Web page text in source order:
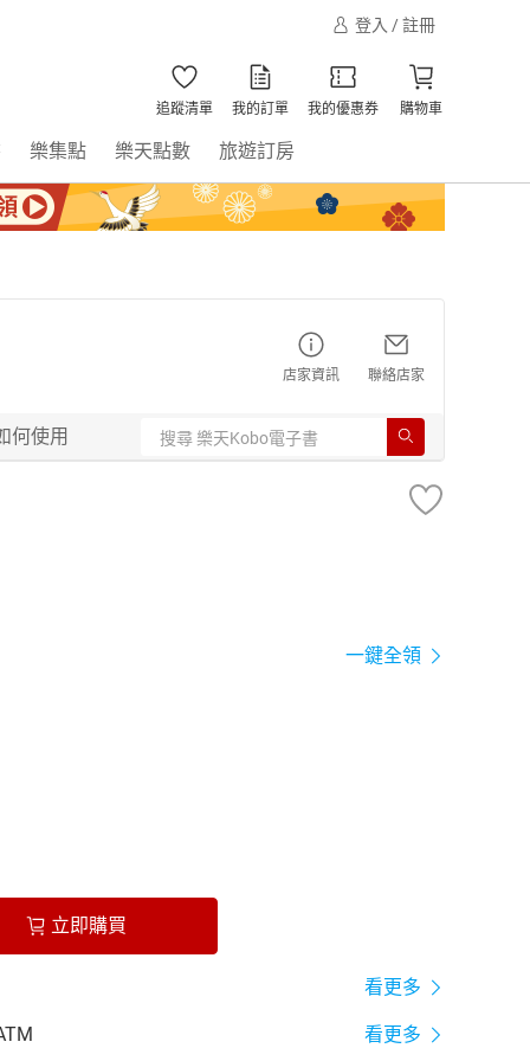
登入 / 註冊
追蹤清單 我的訂單 我的優惠券 購物車
樂集點 樂天點數 旅遊訂房
店家資訊 聯絡店家
何使用
一鍵全領
立即購買
看更多
看更多